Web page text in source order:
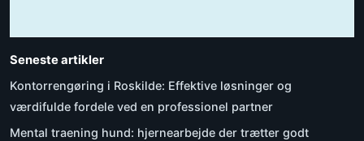
Seneste artikler
Kontorrengøring i Roskilde: Effektive løsninger og
værdifulde fordele ved en professionel partner
Mental traening hund: hjernearbejde der trætter godt